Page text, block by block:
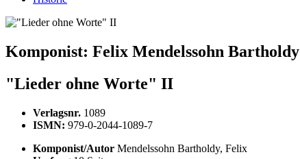
Komponist: Felix Mendelssohn Bartholdy
"Lieder ohne Worte" II
Verlagsnr. 1089
ISMN: 979-0-2044-1089-7
Komponist/Autor Mendelssohn Bartholdy, Felix